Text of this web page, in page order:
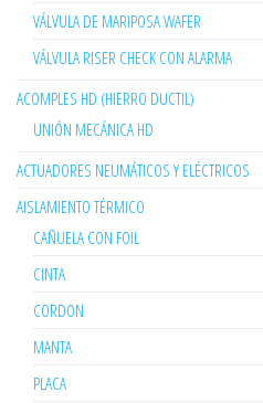
VÁLVULA DE MARIPOSA WAFER
VÁLVULA RISER CHECK CON ALARMA
ACOMPLES HD (HIERRO DUCTIL)
UNIÓN MECÁNICA HD
ACTUADORES NEUMÁTICOS Y ELÉCTRICOS
AISLAMIENTO TÉRMICO
CAÑUELA CON FOIL
CINTA
CORDON
MANTA
PLACA